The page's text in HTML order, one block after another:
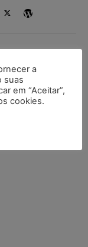
Comments
a
suas
em “Aceitar”,
cookies.